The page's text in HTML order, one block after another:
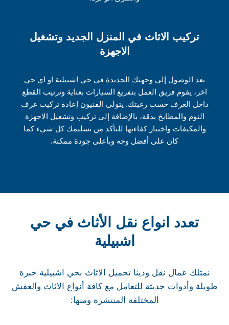
تركيب الاثاث في المنزل الجديد وتشغيل
الاجهزة
بعد الوصول إلى وجهتك الجديدة في حي اشبيلية او اي حي
اخر، يقوم فريق العمل بتفريغ السيارات بعناية وترتيب القطع
داخل الغرف حسب رغبتك. يتولى الفنيون إعادة تركيب غرف
النوم والمطابخ بدقة، بالإضافة إلى تركيب وتشغيل الاجهزة
والمكيفات واختبار كفاءتها للتأكد من تسليمك كل شيء كما
كان على أفضل وجه وبأعلى جودة ممكنة.
تعدد انواع نقل الأثاث في حي
اشبيلية
نمتلك عمال نقل ودينا تحميل الاثاث بحي اشبيلية خبرة
طويلة وأدوات حديثة للتعامل مع كافة أنواع الاثاث والعفش
المختلفة المنتشرة ومنها: